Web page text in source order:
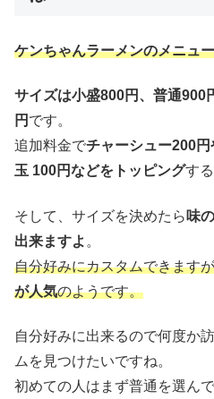
ケンちゃんラーメンのメニュ
サイズは小盛800円、普通900
円 です。
追加料金でチャーシュー200
玉 100円などをトッピングす
そして、サイズを決めたら 味
出来ますよ 。
自分好みにカスタムできます
が人気のようです。
自分好みに出来るので何度か
ムを見つけたいですね。
初めての人はまず普通を選ん